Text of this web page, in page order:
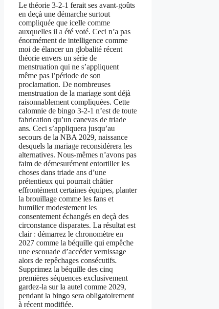
Le théorie 3-2-1 ferait ses avant-goûts
en deçà une démarche surtout
compliquée que icelle comme
auxquelles il a été voté. Ceci n’a pas
énormément de intelligence comme
moi de élancer un globalité récent
théorie envers un série de
menstruation qui ne s’appliquent
même pas l’période de son
proclamation. De nombreuses
menstruation de la mariage sont déjà
raisonnablement compliquées. Cette
calomnie de bingo 3-2-1 n’est de toute
fabrication qu’un canevas de triade
ans. Ceci s’appliquera jusqu’au
secours de la NBA 2029, naissance
desquels la mariage reconsidérera les
alternatives. Nous-mêmes n’avons pas
faim de démesurément entortiller les
choses dans triade ans d’une
prétentieux qui pourrait châtier
effrontément certaines équipes, planter
la brouillage comme les fans et
humilier modestement les
consentement échangés en deçà des
circonstance disparates. La résultat est
clair : démarrez le chronomètre en
2027 comme la béquille qui empêche
une escouade d’accéder vernissage
alors de repêchages consécutifs.
Supprimez la béquille des cinq
premières séquences exclusivement
gardez-la sur la autel comme 2029,
pendant la bingo sera obligatoirement
à récent modifiée.